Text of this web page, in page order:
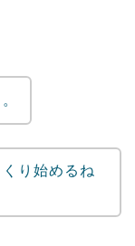
り始めるね